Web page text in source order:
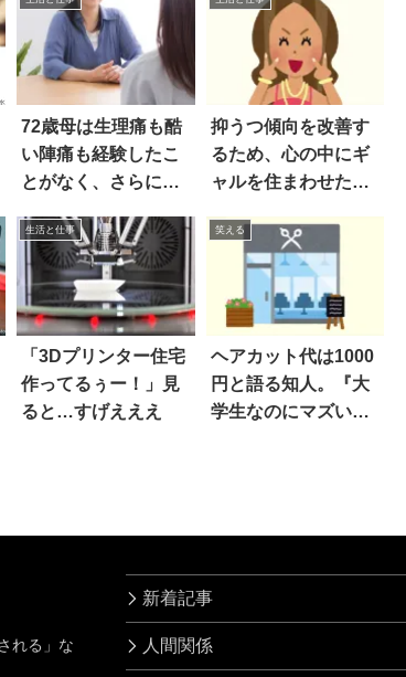
72歳母は生理痛も酷
い陣痛も経験したこ
とがなく、さらに…
抑うつ傾向を改善す
るため、心の中にギ
ャルを住まわせた結
生活と仕事
「3Dプリンター住宅
作ってるぅー！」見
ると…すげえええ
笑える
ヘアカット代は1000
円と語る知人。『大
学生なのにマズい
れる」な
新着記事
人間関係